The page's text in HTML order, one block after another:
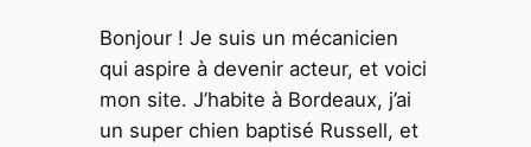
Bonjour ! Je suis un mécanicien
qui aspire à devenir acteur, et voici
mon site. J’habite à Bordeaux, j’ai
un super chien baptisé Russell, et